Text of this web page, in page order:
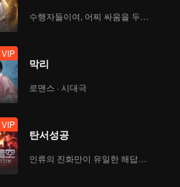
VIP
막리
로맨스 · 시대극
VIP
탄서성공
인류의 진화만이 유일한 해답이다